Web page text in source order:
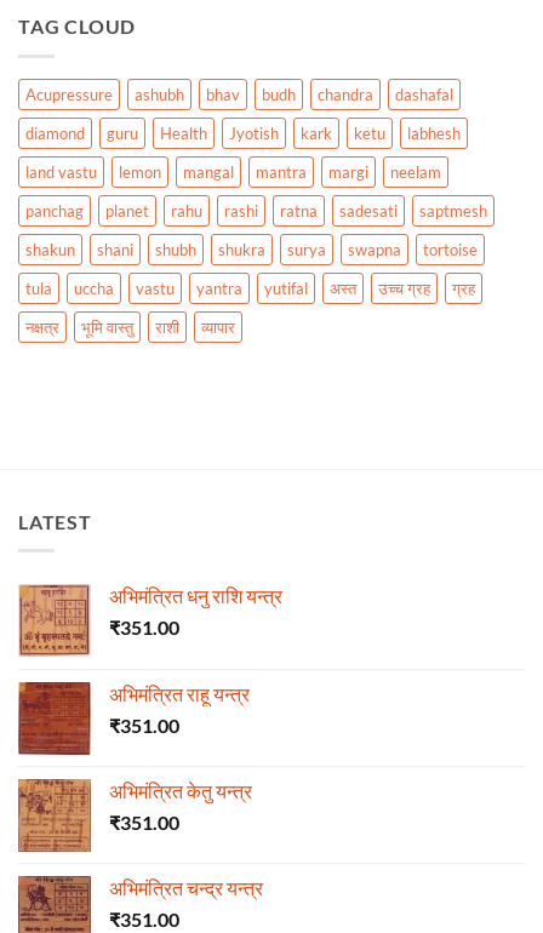
TAG CLOUD
Acupressure ashubh bhav budh chandra
dashafal
diamond
guru Health Jyotish kark ketu
labhesh
land vastu
lemon mangal mantra margi
neelam
panchag
planet rahu rashi ratna sadesati
saptmesh
shakun
shani shubh shukra surya swapna
tortoise
tula
uccha vastu yantra yutifal अस्त उच्च ग्रह
ग्रह
नक्षत्र
भूमि वास्तु राशी व्यापार
LATEST
अभिमंत्रित धनु राशि यन्त्र
₹351.00
अभिमंत्रित राहू यन्त्र
₹351.00
अभिमंत्रित केतु यन्त्र
₹351.00
अभिमंत्रित चन्द्र यन्त्र
₹351.00